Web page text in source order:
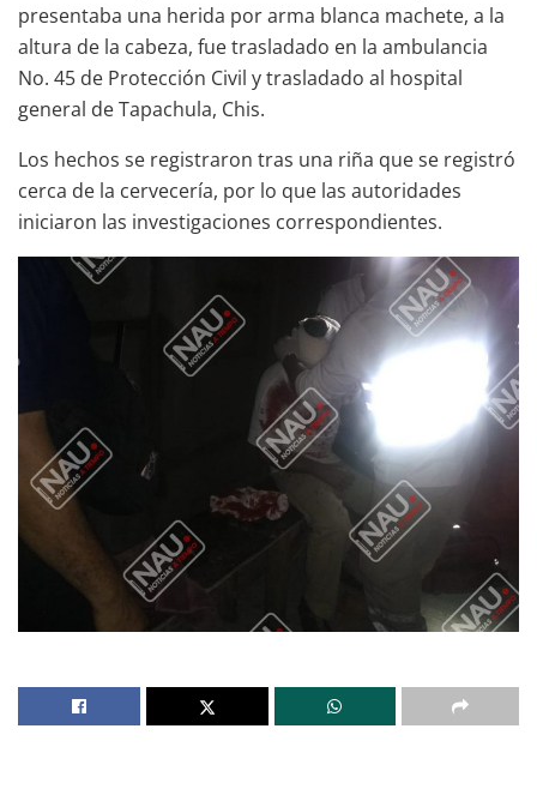
presentaba una herida por arma blanca machete, a la
altura de la cabeza, fue trasladado en la ambulancia
No. 45 de Protección Civil y trasladado al hospital
general de Tapachula, Chis.
Los hechos se registraron tras una riña que se registró
cerca de la cervecería, por lo que las autoridades
iniciaron las investigaciones correspondientes.